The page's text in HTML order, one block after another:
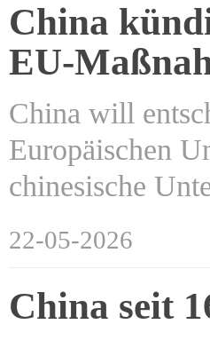
China
EU-
China will
Europäischen
chinesische
22-05-2026
China seit